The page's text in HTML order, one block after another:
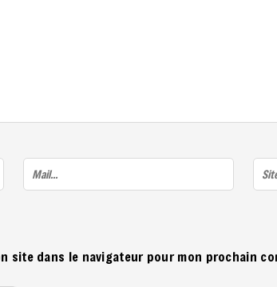
site dans le navigateur pour mon prochain